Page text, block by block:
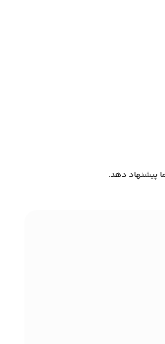
پیشنهاد دهد.